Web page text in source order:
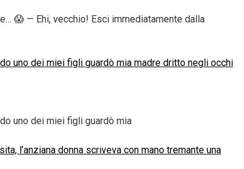
😱 — Ehi, vecchio! Esci immediatamente dalla
uno dei miei figli guardò mia madre dritto negli occhi
uno dei miei figli guardò mia
l’anziana donna scriveva con mano tremante una